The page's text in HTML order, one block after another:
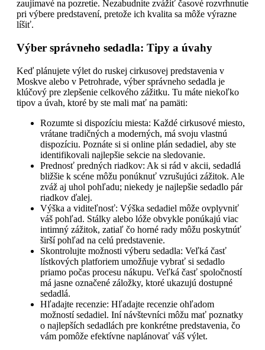
zaujímavé na pozretie. Nezabudnite zvážiť časové rozvrhnutie
pri výbere predstavení, pretože ich kvalita sa môže výrazne
líšiť.
Výber správneho sedadla: Tipy a úvahy
Keď plánujete výlet do ruskej cirkusovej predstavenia v
Moskve alebo v Petrohrade, výber správneho sedadla je
klúčový pre zlepšenie celkového zážitku. Tu máte niekoľko
tipov a úvah, ktoré by ste mali mať na pamäti:
Rozumte si dispozíciu miesta: Každé cirkusové miesto,
vrátane tradičných a moderných, má svoju vlastnú
dispozíciu. Poznáte si si online plán sedadiel, aby ste
identifikovali najlepšie sekcie na sledovanie.
Prednosť predných riadkov: Ak si rád v akcii, sedadlá
bližšie k scéne môžu ponúknuť vzrušujúci zážitok. Ale
zváž aj uhol pohľadu; niekedy je najlepšie sedadlo pár
riadkov ďalej.
Výška a viditeľnosť: Výška sedadiel môže ovplyvniť
váš pohľad. Stálky alebo lóže obvykle ponúkajú viac
intimný zážitok, zatiaľ čo horné rady môžu poskytnúť
širší pohľad na celú predstavenie.
Skontrolujte možnosti výberu sedadla: Veľká časť
lístkových platforiem umožňuje vybrať si sedadlo
priamo počas procesu nákupu. Veľká časť spoločností
má jasne označené záložky, ktoré ukazujú dostupné
sedadlá.
Hľadajte recenzie: Hľadajte recenzie ohľadom
možností sedadiel. Iní návštevníci môžu mať poznatky
o najlepších sedadlách pre konkrétne predstavenia, čo
vám pomôže efektívne naplánovať váš výlet.